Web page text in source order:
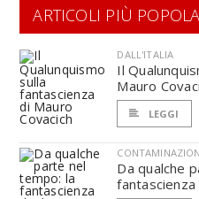
ARTICOLI PIÙ
DALL'ITALIA
Il
Mauro
LEGGI
Da qualche